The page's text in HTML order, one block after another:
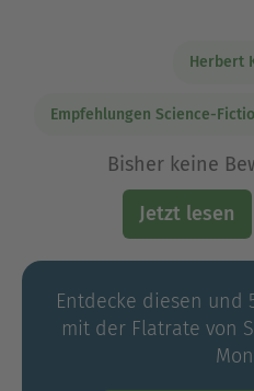
Herbert
Empfehlungen Science-
Bisher keine
Jetzt lesen
Entdecke diesen und
mit der Flatrate von